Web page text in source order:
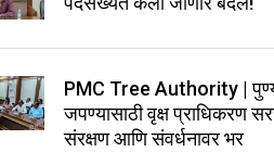
PMC Tree Authority |
जपण्यासाठी वृक्ष प्राधिकरण
संरक्षण आणि संवर्धनावर भर